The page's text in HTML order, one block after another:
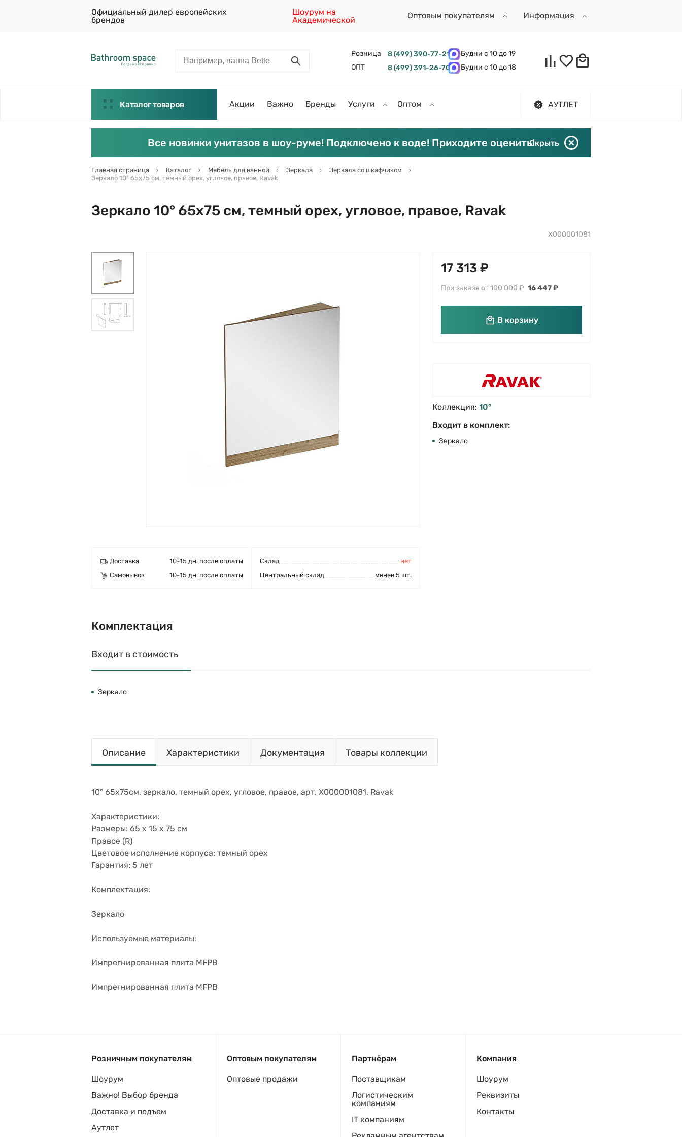
Официальный дилер европейских
брендов
Шоурум на
Академической
Оптовым покупателям Информация
Розница 8 (499) 390-77-21
Будни с 10 до 19
ОПТ
8 (499) 391-26-70 Будни с 10 до 18
Каталог товаров Акции Важно Бренды Услуги Оптом АУТЛЕТ
Все новинки унитазов в шоу-руме! Подключено к воде! Приходите оценить!Скрыть
Главная страница Каталог Мебель для ванной Зеркала
Зеркала со шкафчиком
Зеркало 10° 65х75 см, темный орех, угловое, правое, Ravak
Зеркало 10° 65х75 см, темный орех, угловое, правое, Ravak
X000001081
17 313 ₽
При заказе от 100 000 ₽ 16 447 ₽
В корзину
Доставка
10-15 дн. после оплаты
Самовывоз
10-15 дн. после оплаты
Cклад
нет
Центральный склад
менее 5 шт.
Коллекция: 10°
Входит в комплект:
Зеркало
Комплектация
Входит в стоимость
Зеркало
Описание Характеристики Документация Товары коллекции
10° 65х75см, зеркало, темный орех, угловое, правое, арт. X000001081, Ravak
Характеристики:
Размеры: 65 x 15 x 75 см
Правое (R)
Цветовое исполнение корпуса: темный орех
Гарантия: 5 лет
Комплектация:
Зеркало
Используемые материалы:
Импрегнированная плита MFPB
Импрегнированная плита MFPB
Розничным покупателям
Шоурум
Важно! Выбор бренда
Доставка и подъем
Аутлет
Оптовым покупателям
Оптовые продажи
Партнёрам
Поставщикам
Логистическим
компаниям
IT компаниям
Компания
Шоурум
Реквизиты
Контакты